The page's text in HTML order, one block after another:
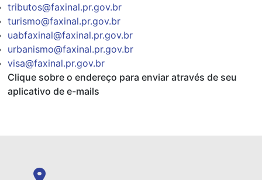
tributos@faxinal.pr.gov.br
turismo@faxinal.pr.gov.br
uabfaxinal@faxinal.pr.gov.br
urbanismo@faxinal.pr.gov.br
visa@faxinal.pr.gov.br
Clique sobre o endereço para enviar através de seu
aplicativo de e-mails